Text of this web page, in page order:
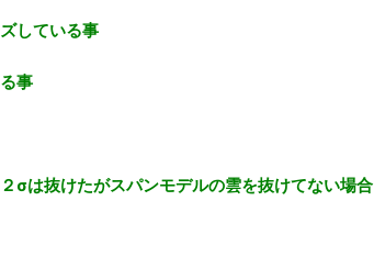
している事
事
は抜けたがスパンモデルの雲を抜けてない場合